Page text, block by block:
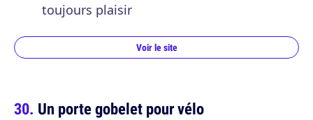
toujours plaisir
Voir le site
Un porte gobelet pour vélo